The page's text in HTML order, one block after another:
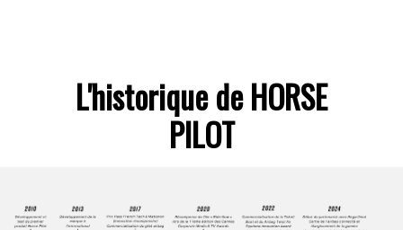
L'historique de HORSE
PILOT